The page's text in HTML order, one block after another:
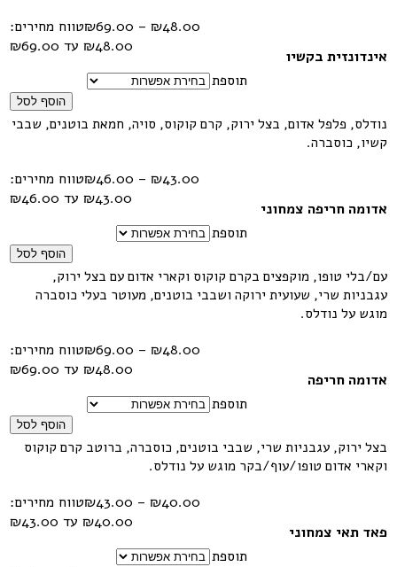
אינדונזית בקשיו
₪48.00
–
₪69.00
טווח מחירים:
תוספת
הוסף לסל
נודלס, פלפל אדום, בצל ירוק, קרם קוקוס, סויה, חמאת בוטנים, שבבי
קשיו, כוסברה.
אדומה חריפה צמחוני
₪43.00
–
₪46.00
טווח מחירים:
תוספת
הוסף לסל
עם/בלי טופו, מוקפצים בקרם קוקוס וקארי אדום עם בצל ירוק,
עגבניות שרי, שעועית ירוקה ושבבי בוטנים, מעוטר בעלי כוסברה
מוגש על נודלס.
אדומה חריפה
₪48.00
–
₪69.00
טווח מחירים:
תוספת
הוסף לסל
בצל ירוק, עגבניות שרי, שבבי בוטנים, כוסברה, ברוטב קרם קוקוס
וקארי אדום טופו/עוף/בקר מוגש על נודלס.
פאד תאי צמחוני
₪40.00
–
₪43.00
טווח מחירים:
תוספת